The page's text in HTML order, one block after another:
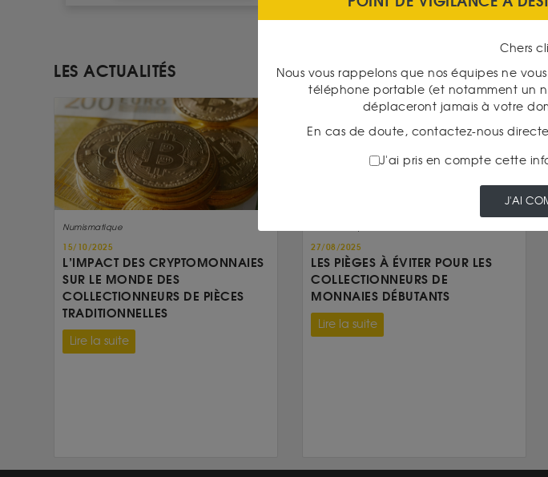
LES ACTUALITÉS
Numismatique
15/10/2025
L’IMPACT DES CRYPTOMONNAIES
SUR LE MONDE DES
COLLECTIONNEURS DE PIÈCES
TRADITIONNELLES
Lire la suite
27/08/2025
LES PIÈGES À ÉVITER POUR LES
COLLECTIONNEURS DE
MONNAIES DÉBUTANTS
Lire la suite
Chers
Nous vous rappelons que nos équipes ne
téléphone portable (et notamment un
déplaceront jamais à votre
En cas de doute, contactez-nous
J'ai pris en compte cette
J'AI